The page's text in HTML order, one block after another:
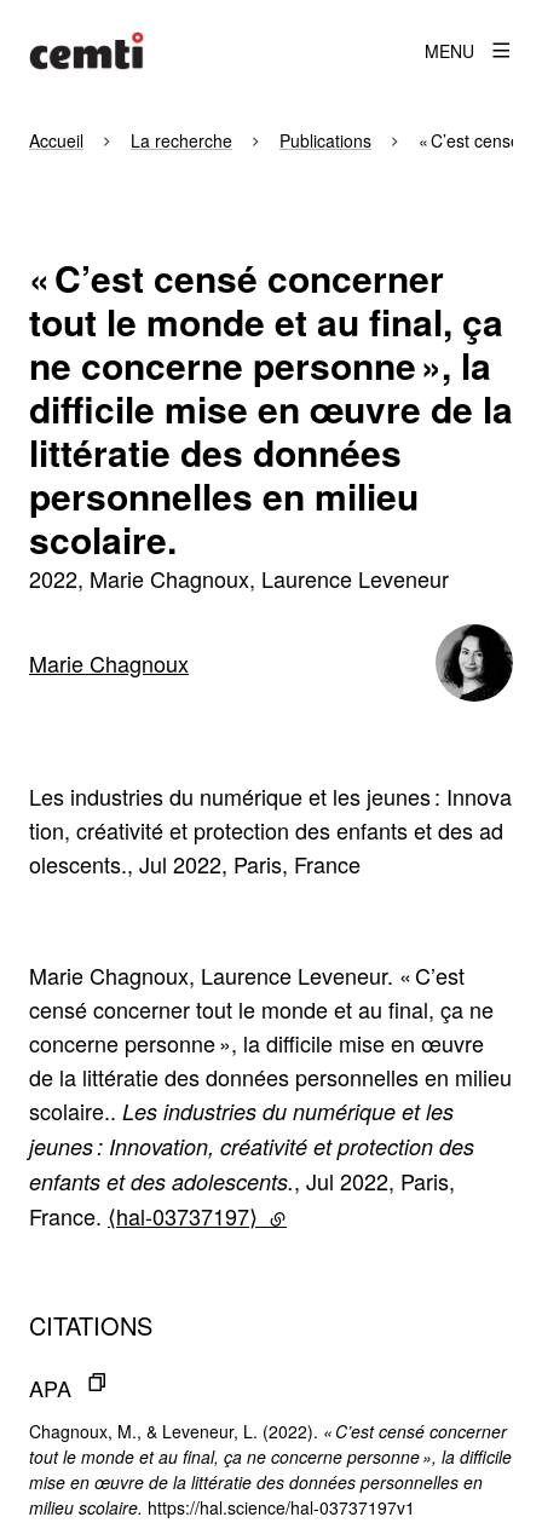
MENU
Accueil La recherche Publications « C’est censé
« C’est censé concerner
tout le monde et au final, ça
ne concerne personne », la
difficile mise en œuvre de la
littératie des données
personnelles en milieu
scolaire.
2022 Marie Chagnoux, Laurence Leveneur
Marie Chagnoux
Les industries du numérique et les jeunes : Innova
tion, créativité et protection des enfants et des ad
olescents., Jul 2022, Paris, France
Marie Chagnoux, Laurence Leveneur. « C’est
censé concerner tout le monde et au final, ça ne
concerne personne », la difficile mise en œuvre
de la littératie des données personnelles en milieu
scolaire.. Les industries du numérique et les
jeunes : Innovation, créativité et protection des
enfants et des adolescents., Jul 2022, Paris,
France. ⟨hal-03737197⟩ (lien externe)
CITATIONS
APA
Chagnoux, M., & Leveneur, L. (2022). « C’est censé concerner
tout le monde et au final, ça ne concerne personne », la difficile
mise en œuvre de la littératie des données personnelles en
milieu scolaire. https://hal.science/hal-03737197v1